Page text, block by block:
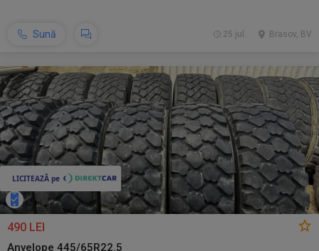
Sună Brasov, BV
25 jul.
490 LEI
Anvelope 445/65R22.5